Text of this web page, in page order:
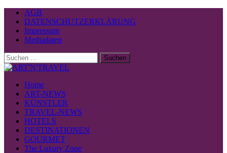
AGB
DATENSCHUTZERKLÄRUNG
Impressum
Mediadaten
Suchen
nach:
Home
ART-NEWS
KÜNSTLER
TRAVEL-NEWS
HOTELS
DESTINATIONEN
GOURMET
The Luxury Zone